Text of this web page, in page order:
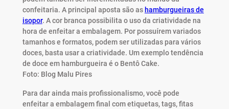
confeitaria. A principal aposta são as hamburgueiras de
isopor. A cor branca possibilita o uso da criatividade na
hora de enfeitar a embalagem. Por possuírem variados
tamanhos e formatos, podem ser utilizadas para vários
doces, basta usar a criatividade. Um exemplo tendência
de doce em hamburgueira é o Bentô Cake.
Foto: Blog Malu Pires
Para dar ainda mais profissionalismo, você pode
enfeitar a embalagem final com etiquetas, tags, fitas